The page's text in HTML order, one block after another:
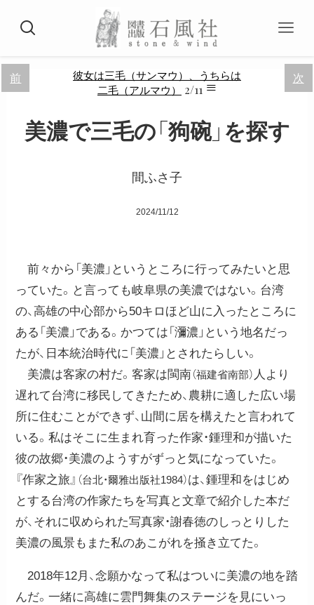
前 次
彼女は三毛（サンマウ）、うちらは
二毛（アルマウ）
2/11 ≡
美濃で三毛の「狗碗」を探す
間ふさ子
2024/11/12
前々から「美濃」というところに行ってみたいと思
っていた。と言っても岐阜県の美濃ではない。台湾
の、高雄の中心部から50キロほど山に入ったところに
ある「美濃」である。かつては「瀰濃」という地名だっ
たが、日本統治時代に「美濃」とされたらしい。
美濃は客家の村だ。客家は閩南（福建省南部） 人より
遅れて台湾に移民してきたため、農耕に適した広い場
所に住むことができず、山間に居を構えたと言われて
いる。私はそこに生まれ育った作家・鍾理和が描いた
彼の故郷・美濃のようすがずっと気になっていた。
『作家之旅』 （台北・爾雅出版社1984）は、鍾理和をはじめ
とする台湾の作家たちを写真と文章で紹介した本だ
が、それに収められた写真家・謝春徳のしっとりした
美濃の風景もまた私のあこがれを掻き立てた。
2018年12月、念願かなって私はついに美濃の地を踏
んだ。一緒に高雄に雲門舞集のステージを見にいっ